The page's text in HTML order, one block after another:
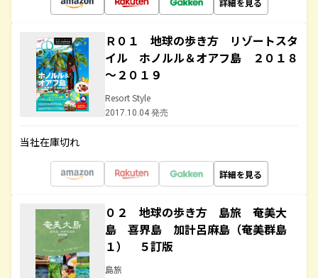
Ｒ０１ 地球の歩き方 リゾートスタ
イル ホノルル＆オアフ島 ２０１８
～２０１９
Resort Style
2017.10.04 発売
当社在庫切れ
詳細を見る
０２ 地球の歩き方 島旅 奄美大
島 喜界島 加計呂麻島（奄美群島
１） ５訂版
島旅